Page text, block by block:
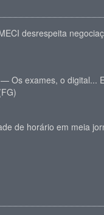
desrespeita
Os exames, o digital...
de horário em meia